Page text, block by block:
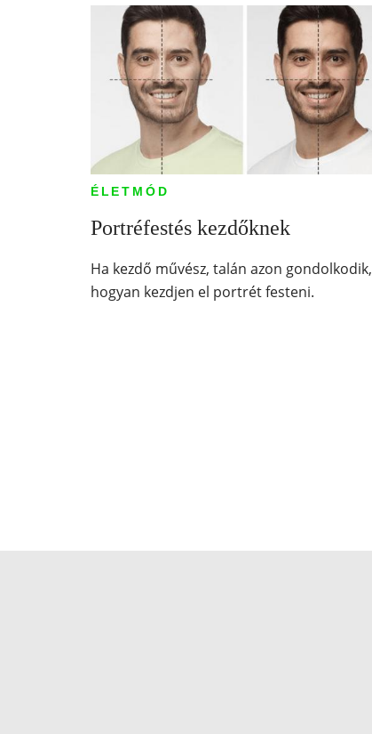
ÉLETMÓD
Portréfestés kezdőknek
Ha kezdő művész, talán azon gondolkodik,
hogyan kezdjen el portrét festeni.